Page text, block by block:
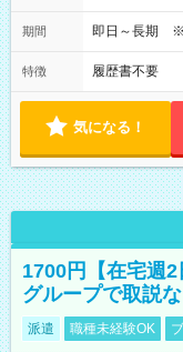
期間 即日～長期 ※
特徴 履歴書不要
気になる！
1700円【在宅週
グループで取説
派遣 職種未経験OK